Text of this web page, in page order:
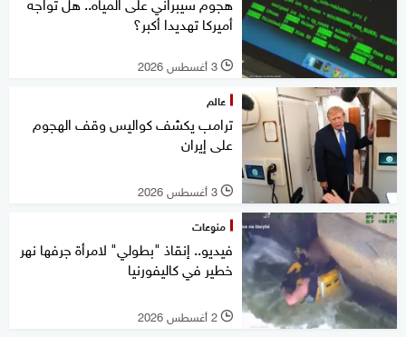
أميركا تهديدا أكبر؟
l 3 أغسطس 2026
عالم
ترامب يكشف كواليس وقف الهجوم
على إيران
l 3 أغسطس 2026
منوعات
فيديو.. إنقاذ "بطولي" لامرأة جرفها نهر
خطير في كاليفورنيا
l 2 أغسطس 2026